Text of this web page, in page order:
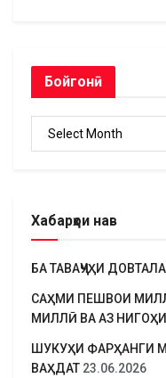
Бойгонӣ
Бойгонӣ
Хабарҳои нав
БА ТАВАҶҶУҲИ
САҲМИ ПЕШВОИ
МИЛЛӢ ВА АЗ
ШУКУҲИ ФАРҲАНГИ
ВАҲДАТ 23.06.2026